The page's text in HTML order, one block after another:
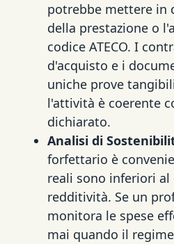
potrebbe mettere in
della prestazione o
codice ATECO. I
d'acquisto e i
uniche prove
l'attività è coerente
dichiarato.
Analisi di
forfettario è
reali sono inferiori
redditività. Se un
monitora le spese
mai quando il